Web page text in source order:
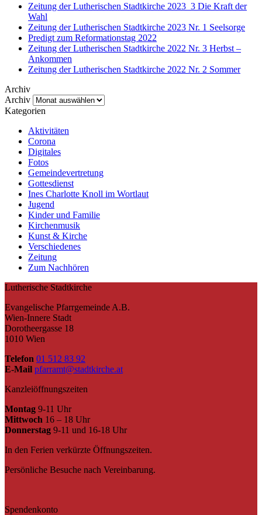
Zeitung der Lutherischen Stadtkirche 2023_3 Die Kraft der
Wahl
Zeitung der Lutherischen Stadtkirche 2023 Nr. 1 Seelsorge
Predigt zum Reformationstag 2022
Zeitung der Lutherischen Stadtkirche 2022 Nr. 3 Herbst –
Ankommen
Zeitung der Lutherischen Stadtkirche 2022 Nr. 2 Sommer
Archiv
Archiv
Kategorien
Aktivitäten
Corona
Digitales
Fotos
Gemeindevertretung
Gottesdienst
Ines Charlotte Knoll im Wortlaut
Jugend
Kinder und Familie
Kirchenmusik
Kunst & Kirche
Verschiedenes
Zeitung
Zum Nachhören
Lutherische Stadtkirche
Evangelische Pfarrgemeinde A.B.
Wien-Innere Stadt
Dorotheergasse 18
1010 Wien
Telefon 01 512 83 92
E-Mail pfarramt@stadtkirche.at
Kanzleiöffnungszeiten
Montag 9-11 Uhr
Mittwoch 16 – 18 Uhr
Donnerstag 9-11 und 16-18 Uhr
In den Ferien verkürzte Öffnungszeiten.
Persönliche Besuche nach Vereinbarung.
Spendenkonto